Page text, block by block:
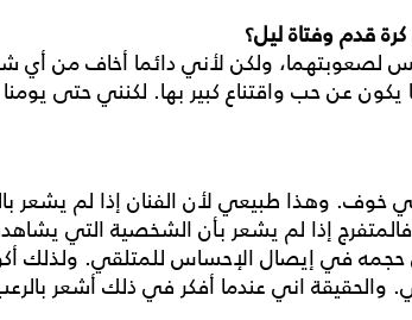
قدم وفتاة ليل؟
لصعوبتهما، ولكن لأني دائما أخاف من أي
عن حب واقتناع كبير بها. لكنني حتى
هي خوف. وهذا طبيعي لأن الفنان إذا لم يشعر
إذا لم يشعر بأن الشخصية التي
حجمه في إيصال الإحساس للمتلقي. ولذلك
اني عندما أفكر في ذلك أشعر